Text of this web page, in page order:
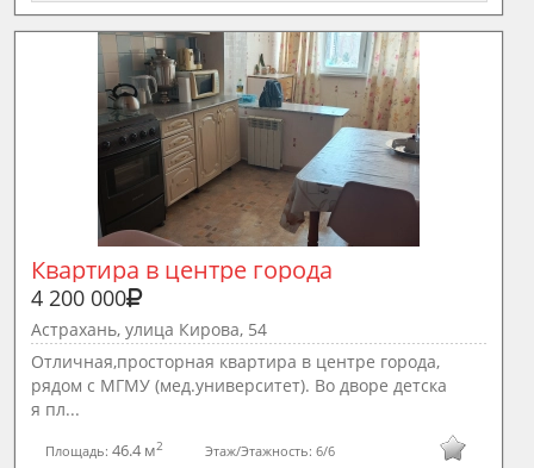
Квартира в центре города
4 200 000
Астрахань, улица Кирова, 54
Отличная,просторная квартира в центре города,
рядом с МГМУ (мед.университет). Во дворе детска
я пл...
Площадь:46.4 м2 Этаж/Этажность:6/6